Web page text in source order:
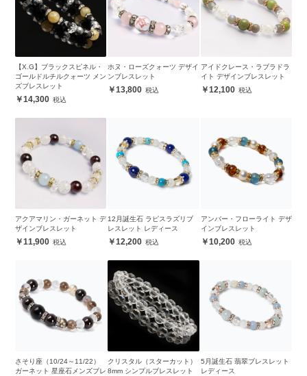
【X.G】ブラックスピネル・
ゴールドルチルクォーツ メン
ズブレスレット
14,300
ホヌ・ローズクォーツ デザイ
ンブレスレット
13,800
アイドクレース・ラブラドラ
イト デザインブレスレット
12,100
アクアマリン・ガーネット デ
ザインブレスレット
11,900
12月誕生石 ラピスラズリブ
レスレット レディース
12,200
アンバー・フローライト デザ
インブレスレット
10,200
さそり座（10/24～11/22）
ガーネット 星座石メンズブレ
クリスタル（スターカット）
8mm シンプルブレスレット
5月誕生石 翡翠ブレスレット
レディース